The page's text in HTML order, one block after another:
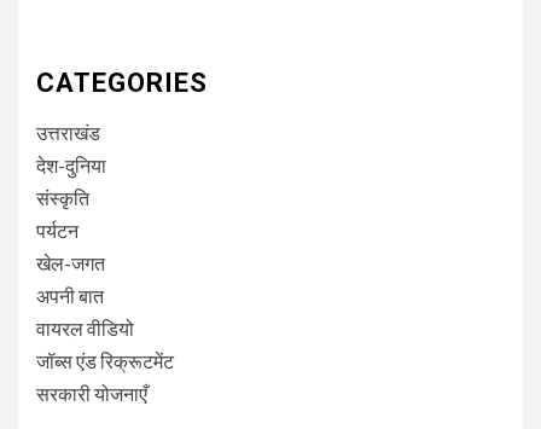
CATEGORIES
उत्तराखंड
देश-दुनिया
संस्कृति
पर्यटन
खेल-जगत
अपनी बात
वायरल वीडियो
जॉब्स एंड रिक्रूटमेंट
सरकारी योजनाएँ